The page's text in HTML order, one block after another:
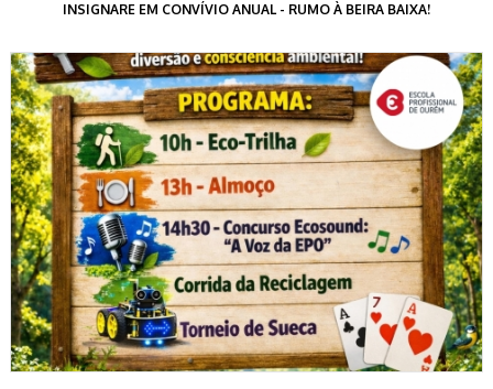
INSIGNARE EM CONVÍVIO ANUAL - RUMO À BEIRA BAIXA!